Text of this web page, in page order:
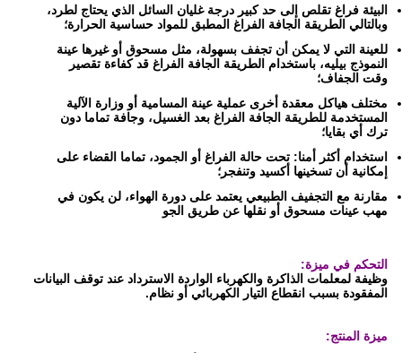
البيئة فراغ تقلص إلى حد كبير درجة غليان السائل الذي يحتاج لطرد،
وبالتالي الطريقة الجافة الفراغ المطبق للمواد حساسية الحرارة؛
للعينة التي لا يمكن أن تجفف بسهولة، مثل مسحوق أو غيرها عينة
النموذج بيليه، باستخدام الطريقة الجافة الفراغ قد كفاءة تقصير
وقت الجفاف؛
مختلف هياكل معقدة أخرى عملية عينة المسامية أو وزارة الآلية
المستخدمة للطريقة الجافة الفراغ بعد الغسيل، وجافة تماما دون
ترك أي بقايا؛
استخدام أكثر أمنا: تحت حالة الفراغ أو الجمود، تماما القضاء على
إمكانية أن تسخينها أكسيد وتنفجر؛
مقارنة مع التجفيف الطبيعي يعتمد على دورة الهواء، لن يكون في
مهب عينات مسحوق أو نقلها عن طريق الجو
التحكم في ميزة:
وظيفة لمعلمات الذاكرة والكهرباء الواردة الاسترداد عند توقف البيانات
المفقودة بسبب انقطاع التيار الكهربائي أو نظام.
ميزة المنتج: